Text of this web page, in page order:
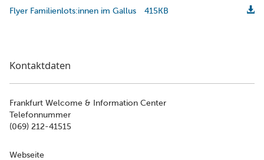
Flyer Familienlots:innen im Gallus 415KB
Kontaktdaten
Frankfurt Welcome & Information Center
Telefonnummer
(069) 212-41515
Webseite